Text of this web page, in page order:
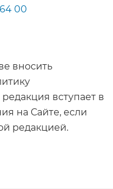
00
вносить
вступает в
на Сайте, если
редакцией.